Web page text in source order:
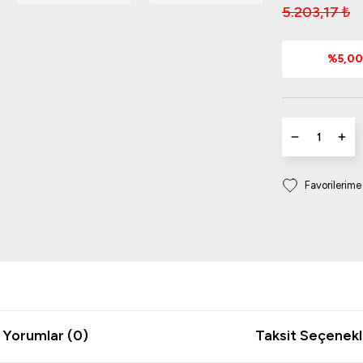
5.203,17 ₺
Yorumlar (0) Taksit